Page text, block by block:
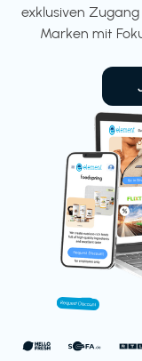
exklusiven
Marken mit